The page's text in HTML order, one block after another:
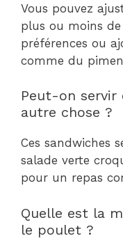
Vous pouvez
plus ou moins de
préférences ou
comme du
Peut-on servir
autre chose ?
Ces sandwiches
salade verte
pour un repas
Quelle est la
le poulet ?